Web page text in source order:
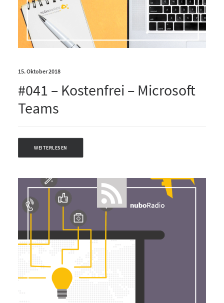
15. Oktober 2018
#041 – Kostenfrei – Microsoft
Teams
WEITERLESEN